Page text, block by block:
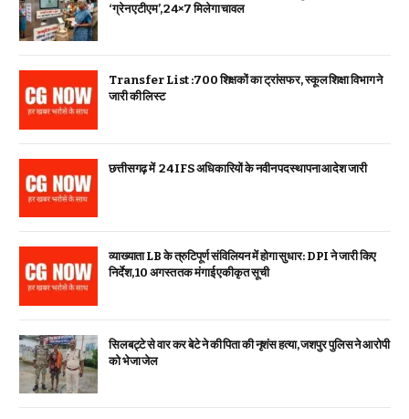
‘ग्रेन एटीएम’, 24×7 मिलेगा चावल
Transfer List :700 शिक्षकों का ट्रांसफर, स्कूल शिक्षा विभाग ने
जारी की लिस्ट
छत्तीसगढ़ में 24 IFS अधिकारियों के नवीन पदस्थापना आदेश जारी
व्याख्याता LB के त्रुटिपूर्ण संविलियन में होगा सुधार: DPI ने जारी किए
निर्देश, 10 अगस्त तक मंगाई एकीकृत सूची
सिलबट्टे से वार कर बेटे ने की पिता की नृशंस हत्या, जशपुर पुलिस ने आरोपी
को भेजा जेल